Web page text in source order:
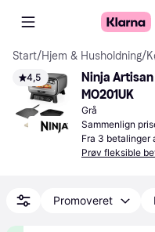
Start/Hjem & Husholdning/
4,5
Ninja Artisan
MO201UK
Grå
Sammenlign
Fra 3 betalinger
Prøv fleksible
Promoveret